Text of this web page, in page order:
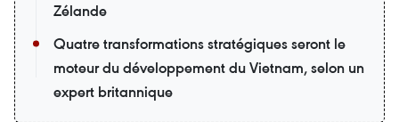
Zélande
Quatre transformations stratégiques seront le
moteur du développement du Vietnam, selon un
expert britannique